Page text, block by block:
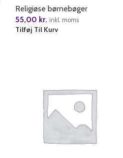
Religiøse børnebøger
55,00 kr. inkl. moms
Tilføj Til Kurv